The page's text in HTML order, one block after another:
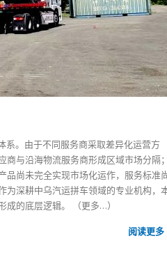
系。由于不同服务商采取差异化运营方
与沿海物流服务商形成区域市场分隔；
品尚未完全实现市场化运作，服务标准
为深耕中乌汽运拼车领域的专业机构，
成的底层逻辑。
（更多…）
阅读更多